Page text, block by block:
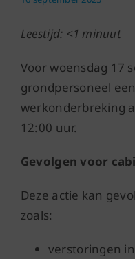
Leestijd: <1 minuut
Voor woensdag 17
grondpersoneel
werkonderbreking
12:00 uur.
Gevolgen voor
Deze actie kan
zoals:
verstoringen